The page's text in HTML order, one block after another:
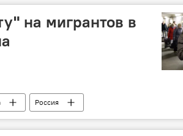
на мигрантов в
Россия